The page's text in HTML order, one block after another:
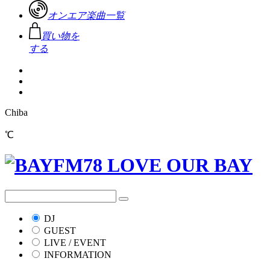
オンエア楽曲一覧
買い物を
する
Chiba
℃
DJ
GUEST
LIVE / EVENT
INFORMATION